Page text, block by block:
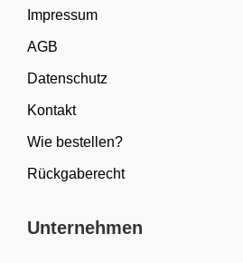
Impressum
AGB
Datenschutz
Kontakt
Wie bestellen?
Rückgaberecht
Unternehmen